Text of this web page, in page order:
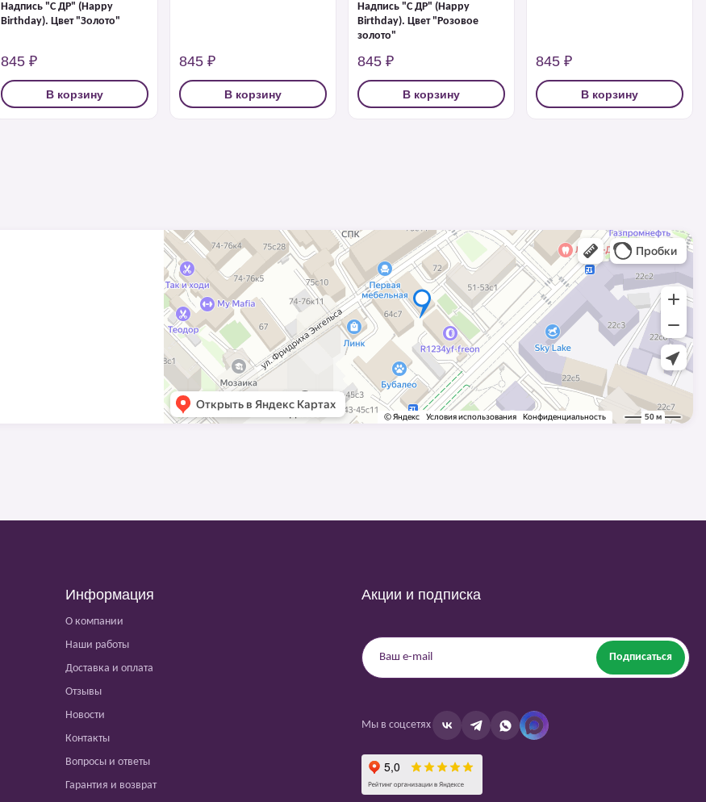
Надпись "С ДР" (Happy
Birthday). Цвет "Золото"
845 ₽
В корзину
845 ₽
В корзину
Надпись "С ДР" (Happy
Birthday). Цвет "Розовое
золото"
845 ₽
В корзину
845 ₽
В корзину
Информация
О компании
Наши работы
Доставка и оплата
Отзывы
Новости
Контакты
Вопросы и ответы
Гарантия и возврат
Акции и подписка
Подписаться
Мы в соцсетях